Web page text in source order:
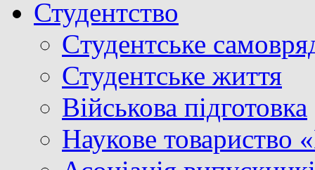
Студентство
Cтудентське
Студентське життя
Військова підготовка
Наукове товариство